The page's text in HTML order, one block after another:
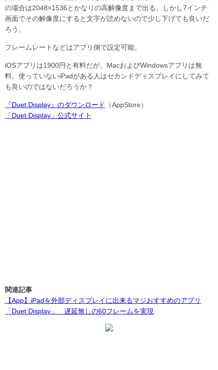
の場合は2048×1536とかなりの高解像度まで出る。しかし7インチ
画面でその解像度にすると文字が読めないので少し下げても良いだ
ろう。
フレームレートなどはアプリ側で設定可能。
iOSアプリは1900円と有料だが、MacおよびWindowsアプリは無
料。使っていないiPadがある人はセカンドディスプレイにしてみて
も良いのではないだろうか？
『Duet Display』のダウンロード
（AppStore）
「Duet Display」公式サイト
関連記事
【App】iPadを外部ディスプレイに出来るマジおすすめのアプリ
「Duet Display」 遅延無しの60フレームを実現